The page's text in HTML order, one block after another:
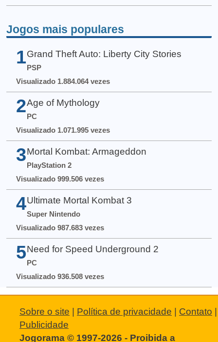
Jogos mais populares
1 Grand Theft Auto: Liberty City Stories
PSP
Visualizado 1.884.064 vezes
2 Age of Mythology
PC
Visualizado 1.071.995 vezes
3 Mortal Kombat: Armageddon
PlayStation 2
Visualizado 999.506 vezes
4 Ultimate Mortal Kombat 3
Super Nintendo
Visualizado 987.683 vezes
5 Need for Speed Underground 2
PC
Visualizado 936.508 vezes
Sobre o site Política de privacidade Contato
Publicidade
Jogorama © 1997-2026 - Proibida a